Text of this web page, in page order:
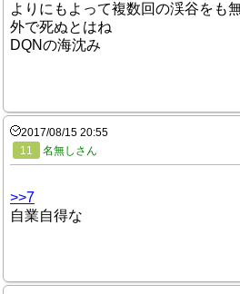
よりにもよって複数回の渓谷をも
外で死ぬとはね
DQNの海沈み
2017/08/15 20:55
11
名無しさん
>>7
自業自得な